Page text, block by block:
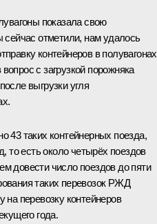
показала свою
отметили, нам удалось
контейнеров в
с загрузкой порожняка
выгрузки угля
43 таких контейнерных поезда,
то есть около четырёх поездов
довести число поездов до пяти
таких перевозок РЖД
на перевозку контейнеров
года.